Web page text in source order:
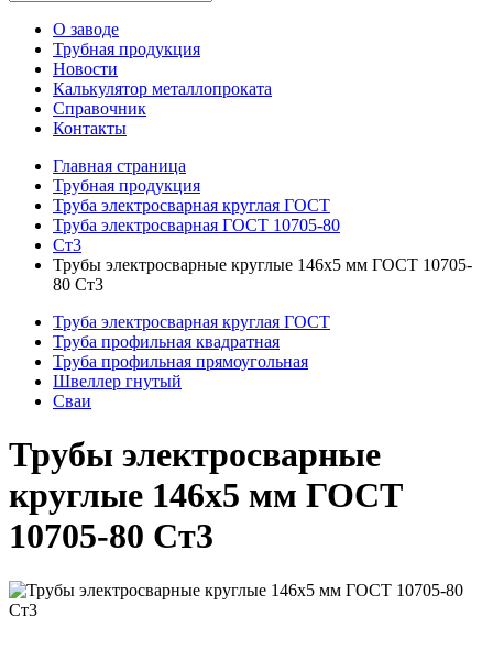
О заводе
Трубная продукция
Новости
Калькулятор металлопроката
Справочник
Контакты
Главная страница
Трубная продукция
Труба электросварная круглая ГОСТ
Труба электросварная ГОСТ 10705-80
Ст3
Трубы электросварные круглые 146x5 мм ГОСТ 10705-
80 Ст3
Труба электросварная круглая ГОСТ
Труба профильная квадратная
Труба профильная прямоугольная
Швеллер гнутый
Сваи
Трубы электросварные
круглые 146x5 мм ГОСТ
10705-80 Ст3